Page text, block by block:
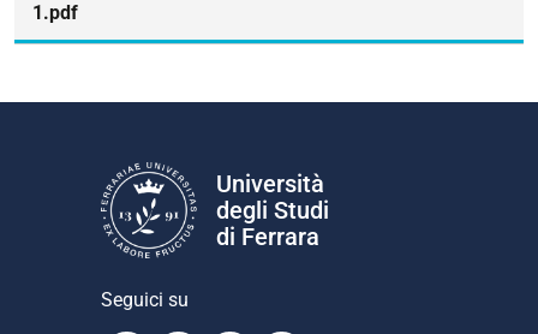
1.pdf
Università
degli Studi
di Ferrara
Seguici su